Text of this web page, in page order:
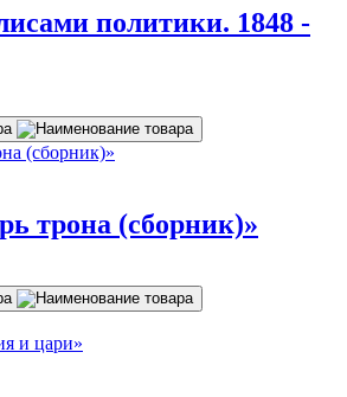
политики. 1848 -
трона (сборник)»